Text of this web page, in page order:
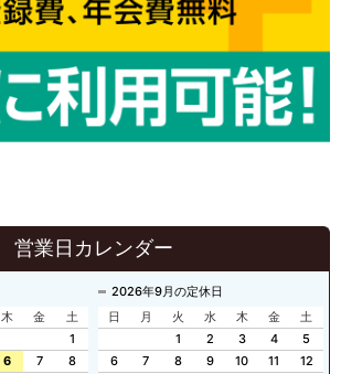
営業日カレンダー
木 金
土
1
6 7
8
2026年9月の定休日
日
月 火 水 木 金
土
1
2 3 4
5
6
7 8 9 10 11
12